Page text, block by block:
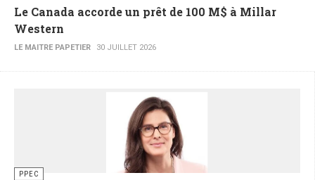
Le Canada accorde un prêt de 100 M$ à Millar
Western
LE MAITRE PAPETIER 30 JUILLET 2026
PPEC